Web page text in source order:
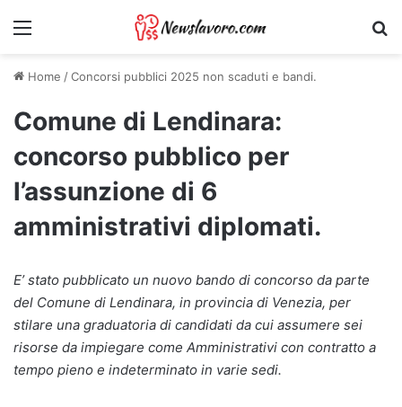
Menu
Home /Concorsi pubblici 2025 non scaduti e bandi.
Comune di Lendinara:
concorso pubblico per
l’assunzione di 6
amministrativi diplomati.
E’ stato pubblicato un nuovo bando di concorso da parte
del Comune di Lendinara, in provincia di Venezia, per
stilare una graduatoria di candidati da cui assumere sei
risorse da impiegare come Amministrativi con contratto a
tempo pieno e indeterminato in varie sedi.